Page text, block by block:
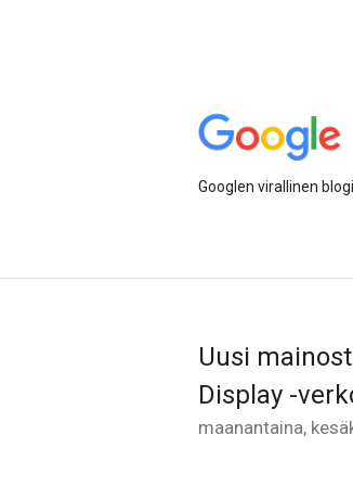
Googlen virallinen
Uusi
Display -
maanantaina,